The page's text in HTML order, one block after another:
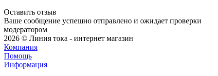
Оставить отзыв
Ваше сообщение успешно отправлено и ожидает проверки
модератором
2026 © Линия тока - интернет магазин
Компания
Помощь
Информация